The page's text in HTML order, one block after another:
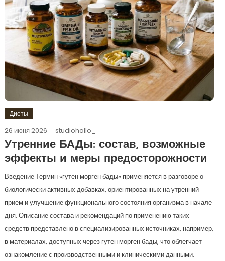
Диеты
26 июня 2026 studiohallo_
Утренние БАДы: состав, возможные
эффекты и меры предосторожности
Введение Термин «гутен морген бады» применяется в разговоре о
биологически активных добавках, ориентированных на утренний
прием и улучшение функционального состояния организма в начале
дня. Описание состава и рекомендаций по применению таких
средств представлено в специализированных источниках, например,
в материалах, доступных через гутен морген бады, что облегчает
ознакомление с производственными и клиническими данными.